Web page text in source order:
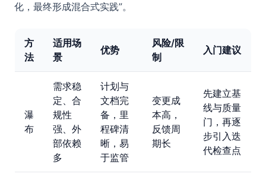
化，最终形成混合式实践”。
方
法
适用场
景
优势
风险/限
制
入门建议
瀑
布
需求稳
定、合
规性
强、外
部依赖
多
计划与
文档完
备，里
程碑清
晰，易
于监管
变更成
本高，
反馈周
期长
先建立基
线与质量
门，再逐
步引入迭
代检查点